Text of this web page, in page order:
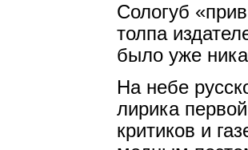
Сологуб
толпа
было уже
На небе
лирика
критиков и